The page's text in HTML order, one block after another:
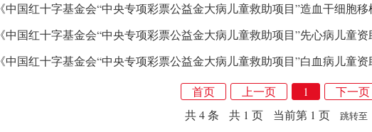
《中国红十字基金会“中央专项彩票公益金大病儿童救助项目”造血干细胞移
首页 上一页 1 下一页
共 4 条
共 1 页 当前第 1 页 跳转至